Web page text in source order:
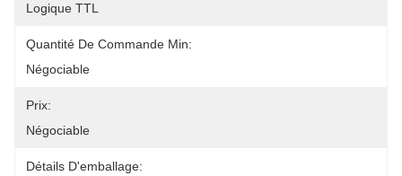
Logique TTL
Quantité De Commande Min:
Négociable
Prix:
Négociable
Détails D'emballage: